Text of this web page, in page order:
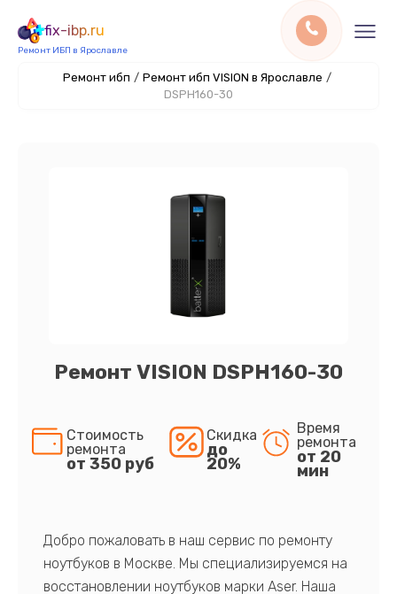
fix-ibp.ru
Ремонт ИБП в Ярославле
Ремонт ибп / Ремонт ибп VISION в Ярославле /
DSPH160-30
Ремонт VISION DSPH160-30
Стоимость
ремонта
от 350 руб
Скидка
до
20%
Время
ремонта
от 20
мин
Добро пожаловать в наш сервис по ремонту
ноутбуков в Москве. Мы специализируемся на
восстановлении ноутбуков марки Aser. Наша